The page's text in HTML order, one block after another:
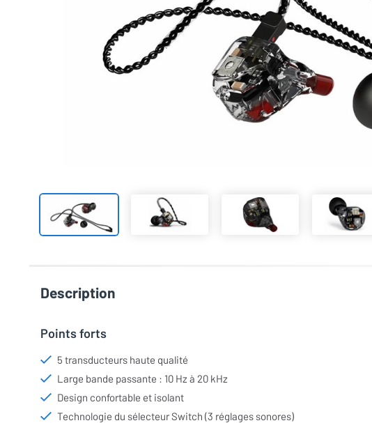
Description
Points forts
5 transducteurs haute qualité
Large bande passante : 10 Hz à 20 kHz
Design confortable et isolant
Technologie du sélecteur Switch (3 réglages sonores)